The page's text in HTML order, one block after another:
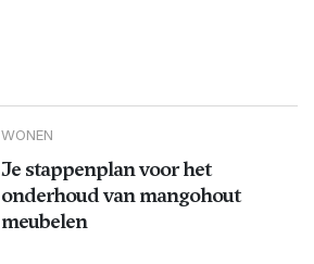
WONEN
Je stappenplan voor het
onderhoud van mangohout
meubelen